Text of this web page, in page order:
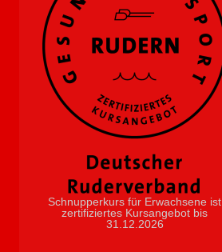
Schnupperkurs für Erwachsene ist
zertifiziertes Kursangebot bis
31.12.2026